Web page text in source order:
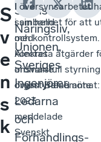
S
v
e
n
s
k
Svenskt
Näringsliv,
Unionen,
Sveriges
Ingenjörer,
Ledarna
och
Förhandlings-
I
samband
med
Alectas
ordinarie
överstyrelsemöte
2023
meddelade
Svenskt
I översynsarbetet
i sin helhet för att
och
konkreta åtgärder
ansvarsfull
organ. Bland annat: